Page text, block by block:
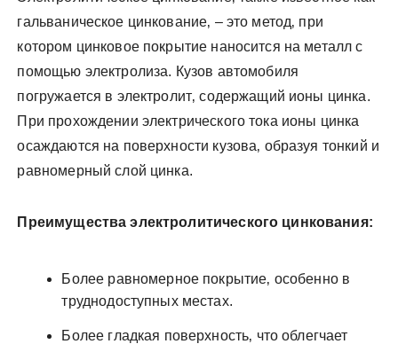
гальваническое цинкование‚ – это метод‚ при
котором цинковое покрытие наносится на металл с
помощью электролиза. Кузов автомобиля
погружается в электролит‚ содержащий ионы цинка.
При прохождении электрического тока ионы цинка
осаждаются на поверхности кузова‚ образуя тонкий и
равномерный слой цинка.
Преимущества электролитического цинкования:
Более равномерное покрытие‚ особенно в
труднодоступных местах.
Более гладкая поверхность‚ что облегчает